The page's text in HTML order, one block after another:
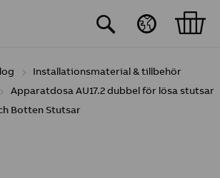
Installationsmaterial & tillbehör
Apparatdosa AU17.2 dubbel för lösa stutsar
Botten Stutsar